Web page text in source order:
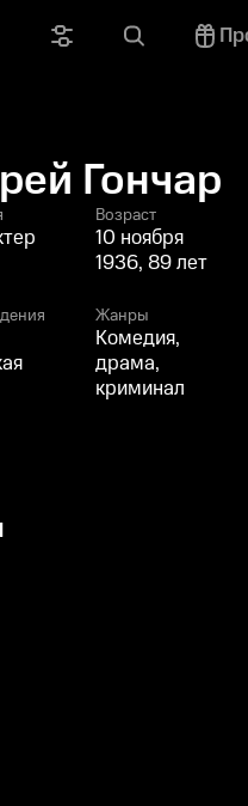
Гончар
Возраст
10 ноября
1936, 89 лет
Жанры
Комедия,
драма,
криминал